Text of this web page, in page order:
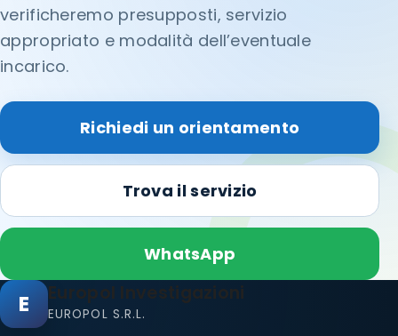
verificheremo presupposti, servizio
appropriato e modalità dell’eventuale
incarico.
Richiedi un orientamento
Trova il servizio
WhatsApp
E Europol Investigazioni
EUROPOL S.R.L.